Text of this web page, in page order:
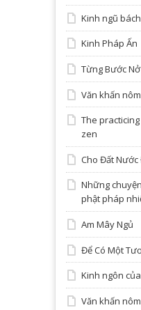
Kinh ngũ
Kinh Pháp Ấn
Từng Bước
Văn khấn
The
zen
Cho Đất Nước
Những
phật pháp
Am Mây Ngủ
Để Có Một
Kinh ngôn
Văn khấn